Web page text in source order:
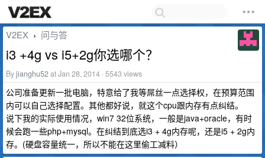
V2EX › 问与答
i3 +4g vs i5+2g你选哪个？
Byjianghu52at Jan 28, 2014 · 5543 views
公司准备更新一批电脑，特意给了我等屌丝一点选择权，在预算范围
内可以自己选择配置。其他都好说，就这个cpu跟内存有点纠结。
说下我的实际使用情况，win7 32位系统，一般是java+oracle，有时
候会跑一些php+mysql。在纠结到底选i3 + 4g内存呢，还是i5 + 2g内
存。(硬盘容量统一，所以不能在这里偷工减料）